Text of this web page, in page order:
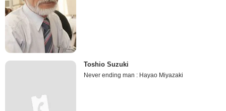
Toshio Suzuki
Never ending man : Hayao Miyazaki